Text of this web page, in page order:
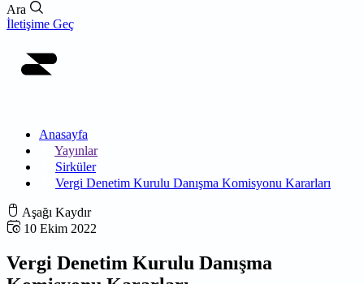
Ara
İletişime Geç
Anasayfa
Yayınlar
Sirküler
Vergi Denetim Kurulu Danışma Komisyonu Kararları
Aşağı Kaydır
10 Ekim 2022
Vergi Denetim Kurulu Danışma